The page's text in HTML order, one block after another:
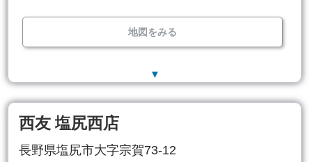
地図をみる
▼
西友 塩尻西店
長野県塩尻市大字宗賀73-12